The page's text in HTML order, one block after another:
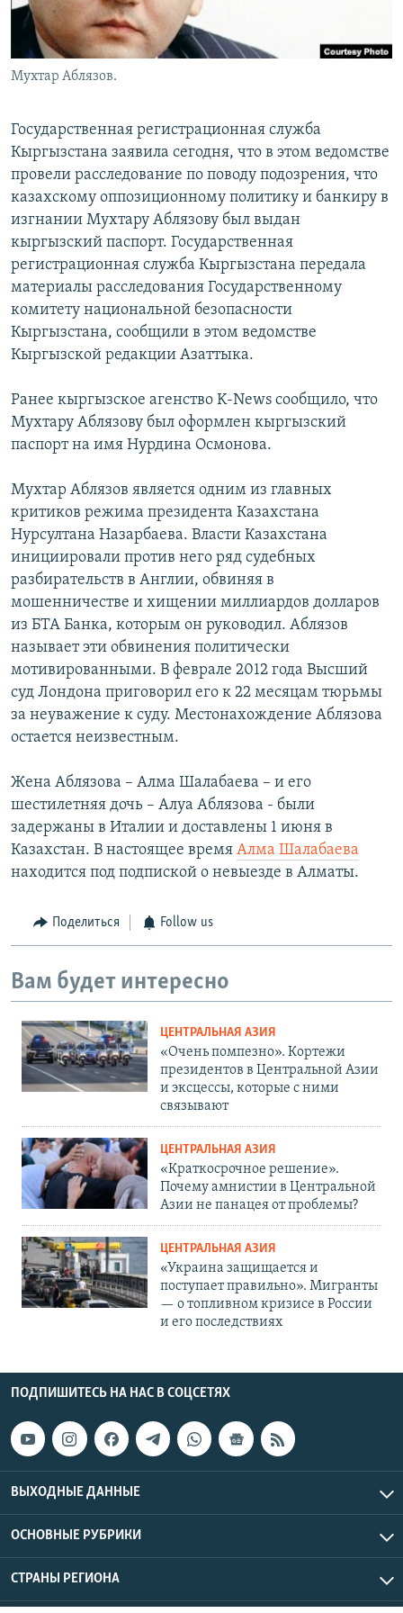
Мухтар Аблязов.
Государственная регистрационная служба
Кыргызстана заявила сегодня, что в этом ведомстве
провели расследование по поводу подозрения, что
казахскому оппозиционному политику и банкиру в
изгнании Мухтару Аблязову был выдан
кыргызский паспорт. Государственная
регистрационная служба Кыргызстана передала
материалы расследования Государственному
комитету национальной безопасности
Кыргызстана, сообщили в этом ведомстве
Кыргызской редакции Азаттыка.
Ранее кыргызское агенство K-News сообщило, что
Мухтару Аблязову был оформлен кыргызский
паспорт на имя Нурдина Осмонова.
Мухтар Аблязов является одним из главных
критиков режима президента Казахстана
Нурсултана Назарбаева. Власти Казахстана
инициировали против него ряд судебных
разбирательств в Англии, обвиняя в
мошенничестве и хищении миллиардов долларов
из БТА Банка, которым он руководил. Аблязов
называет эти обвинения политически
мотивированными. В феврале 2012 года Высший
суд Лондона приговорил его к 22 месяцам тюрьмы
за неуважение к суду. Mестонахождение Аблязова
остается неизвестным.
Жена Аблязова – Алма Шалабаева – и его
шестилетняя дочь – Алуа Аблязова - были
задержаны в Италии и доставлены 1 июня в
Казахстан. В настоящее время Алма Шалабаева
находится под подпиской о невыезде в Алматы.
Поделиться Follow us
Вам будет интересно
ЦЕНТРАЛЬНАЯ АЗИЯ
«Очень помпезно». Кортежи
президентов в Центральной Азии
и эксцессы, которые с ними
связывают
ЦЕНТРАЛЬНАЯ АЗИЯ
«Краткосрочное решение».
Почему амнистии в Центральной
Азии не панацея от проблемы?
ЦЕНТРАЛЬНАЯ АЗИЯ
«Украина защищается и
поступает правильно». Мигранты
— о топливном кризисе в России
и его последствиях
ПОДПИШИТЕСЬ НА НАС В СОЦСЕТЯХ
ВЫХОДНЫЕ ДАННЫЕ
ОСНОВНЫЕ РУБРИКИ
СТРАНЫ РЕГИОНА